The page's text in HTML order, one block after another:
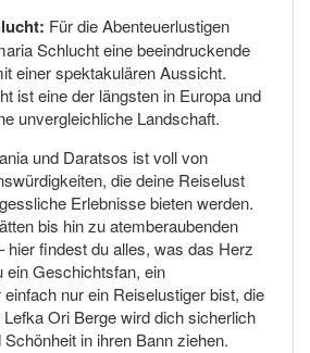
Für die Abenteuerlustigen
Schlucht eine beeindruckende
einer spektakulären Aussicht.
ist eine der längsten in Europa und
unvergleichliche Landschaft.
und Daratsos ist voll von
die deine Reiselust
Erlebnisse bieten werden.
bis hin zu atemberaubenden
hier findest du alles, was das Herz
ein Geschichtsfan, ein
nur ein Reiselustiger bist, die
Ori Berge wird dich sicherlich
in ihren Bann ziehen.